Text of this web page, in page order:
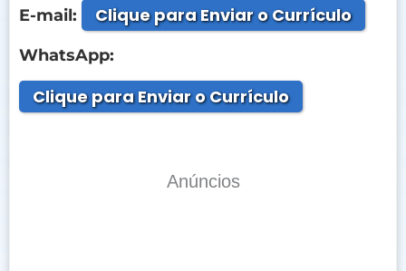
E-mail: Clique para Enviar o Currículo
WhatsApp:
Clique para Enviar o Currículo
Anúncios